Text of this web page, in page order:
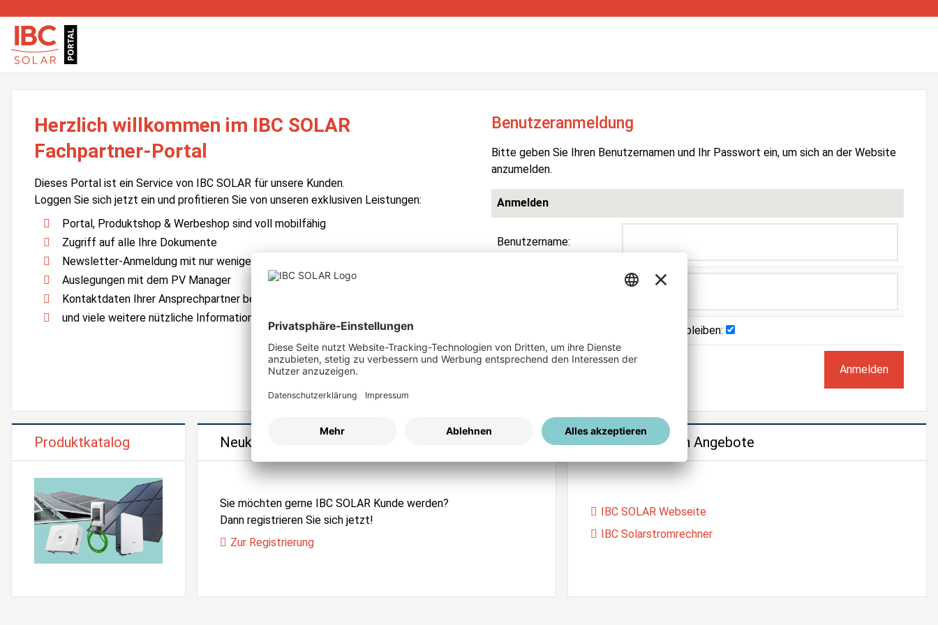
Herzlich willkommen im IBC SOLAR
Fachpartner-Portal
Dieses Portal ist ein Service von IBC SOLAR für unsere Kunden.
Loggen Sie sich jetzt ein und profitieren Sie von unseren exklusiven Leistungen:
Portal, Produktshop & Werbeshop sind voll mobilfähig
Zugriff auf alle Ihre Dokumente
Newsletter-Anmeldung mit nur wenigen Klicks
Auslegungen mit dem PV Manager
Kontaktdaten Ihrer Ansprechpartner bei IBC SOLAR
und viele weitere nützliche Informationen und Services
Benutzeranmeldung
Bitte geben Sie Ihren Benutzernamen und Ihr Passwort ein, um sich an der Website
anzumelden.
Anmelden
Benutzername:
Angemeldet bleiben:
Passwort vergessen?
Produktkatalog Neukunden Registrierung
Sie möchten gerne IBC SOLAR Kunde werden?
Dann registrieren Sie sich jetzt!
Zur Registrierung
Unsere weiteren Angebote
IBC SOLAR Webseite
IBC Solarstromrechner